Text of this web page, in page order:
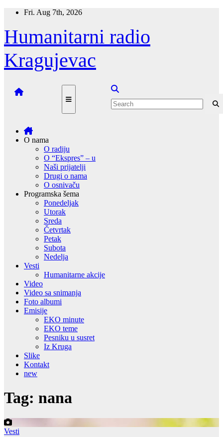
Skip
content
Fri. Aug 7th, 2026
Humanitarni radio
Kragujevac
O nama
O radiju
O “Ekspres” – u
Naši prijatelji
Drugi o nama
O osnivaču
Programska šema
Ponedeljak
Utorak
Sreda
Četvrtak
Petak
Subota
Nedelja
Vesti
Humanitarne akcije
Video
Video sa snimanja
Foto albumi
Emisije
EKO minute
EKO teme
Pesniku u susret
Iz Kruga
Slike
Kontakt
new
Tag: nana
Vesti